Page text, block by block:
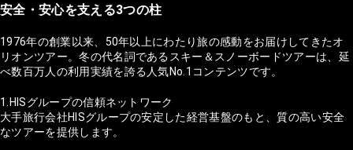
安全・安心を支える3つの柱
1976年の創業以来、50年以上にわたり旅の感動をお届けしてきたオ
リオンツアー。冬の代名詞であるスキー＆スノーボードツアーは、延
べ数百万人の利用実績を誇る人気No.1コンテンツです。
1.HISグループの信頼ネットワーク
大手旅行会社HISグループの安定した経営基盤のもと、質の高い安全
なツアーを提供します。